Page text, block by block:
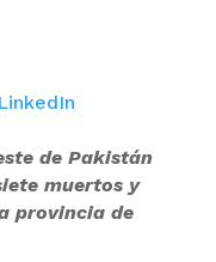
LinkedIn
de Pakistán
muertos y
provincia de